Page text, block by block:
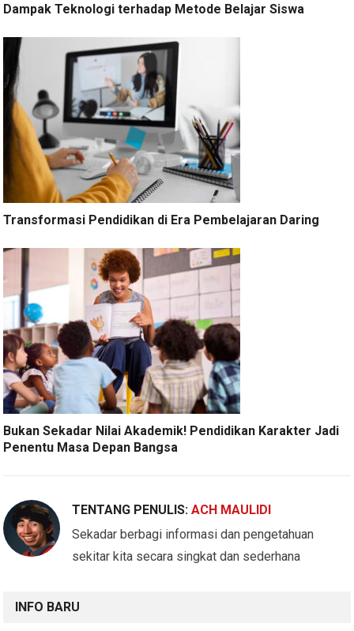
Dampak Teknologi terhadap Metode Belajar Siswa
Transformasi Pendidikan di Era Pembelajaran Daring
Bukan Sekadar Nilai Akademik! Pendidikan Karakter Jadi
Penentu Masa Depan Bangsa
TENTANG PENULIS:ACH MAULIDI
Sekadar berbagi informasi dan pengetahuan
sekitar kita secara singkat dan sederhana
INFO BARU